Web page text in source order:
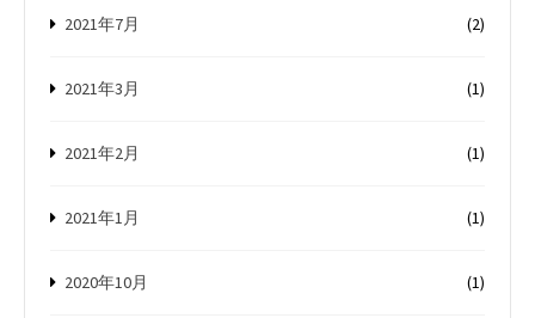
2021年7月 (2)
2021年3月 (1)
2021年2月 (1)
2021年1月 (1)
2020年10月 (1)